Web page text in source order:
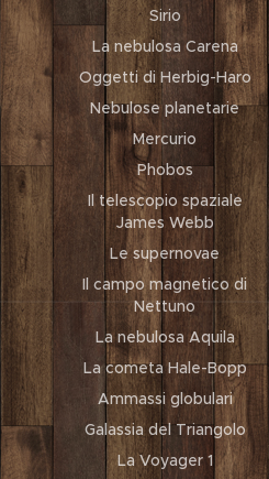
Sirio
La nebulosa Carena
Oggetti di Herbig-Haro
Nebulose planetarie
Mercurio
Phobos
Il telescopio spaziale
James Webb
Le supernovae
Il campo magnetico di
Nettuno
La nebulosa Aquila
La cometa Hale-Bopp
Ammassi globulari
Galassia del Triangolo
La Voyager 1